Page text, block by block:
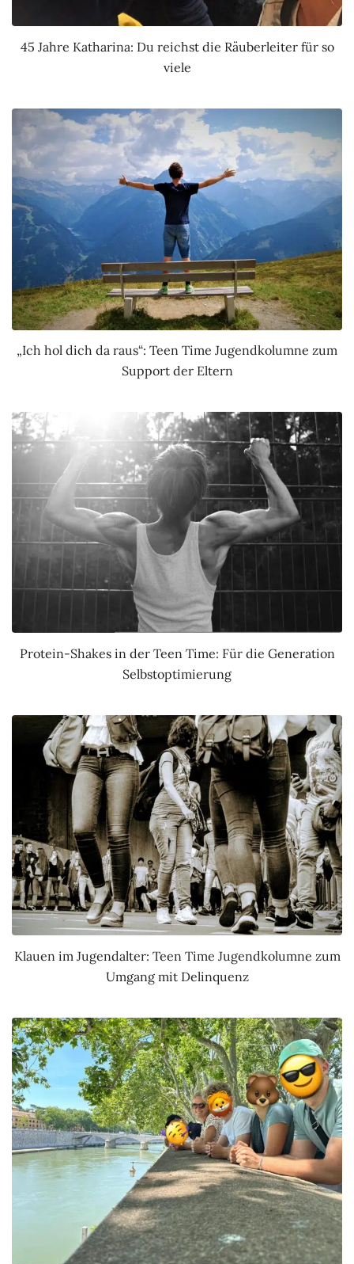
45 Jahre Katharina: Du reichst die Räuberleiter für so
viele
„Ich hol dich da raus“: Teen Time Jugendkolumne zum
Support der Eltern
Protein-Shakes in der Teen Time: Für die Generation
Selbstoptimierung
Klauen im Jugendalter: Teen Time Jugendkolumne zum
Umgang mit Delinquenz